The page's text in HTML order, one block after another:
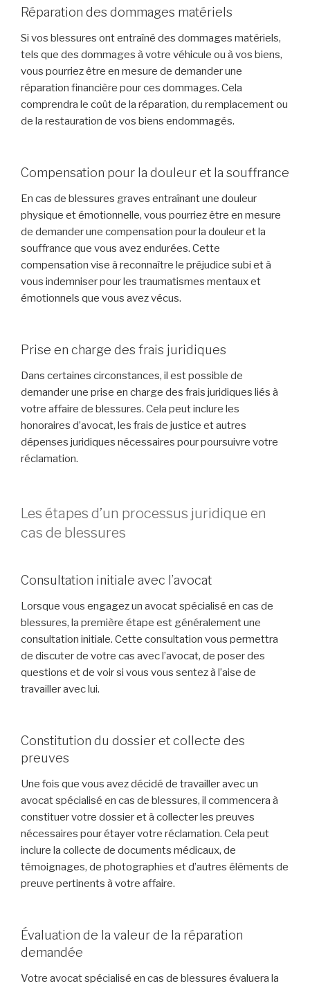
Réparation des dommages matériels
Si vos blessures ont entraîné des dommages matériels,
tels que des dommages à votre véhicule ou à vos biens,
vous pourriez être en mesure de demander une
réparation financière pour ces dommages. Cela
comprendra le coût de la réparation, du remplacement ou
de la restauration de vos biens endommagés.
Compensation pour la douleur et la souffrance
En cas de blessures graves entraînant une douleur
physique et émotionnelle, vous pourriez être en mesure
de demander une compensation pour la douleur et la
souffrance que vous avez endurées. Cette
compensation vise à reconnaître le préjudice subi et à
vous indemniser pour les traumatismes mentaux et
émotionnels que vous avez vécus.
Prise en charge des frais juridiques
Dans certaines circonstances, il est possible de
demander une prise en charge des frais juridiques liés à
votre affaire de blessures. Cela peut inclure les
honoraires d’avocat, les frais de justice et autres
dépenses juridiques nécessaires pour poursuivre votre
réclamation.
Les étapes d’un processus juridique en
cas de blessures
Consultation initiale avec l’avocat
Lorsque vous engagez un avocat spécialisé en cas de
blessures, la première étape est généralement une
consultation initiale. Cette consultation vous permettra
de discuter de votre cas avec l’avocat, de poser des
questions et de voir si vous vous sentez à l’aise de
travailler avec lui.
Constitution du dossier et collecte des
preuves
Une fois que vous avez décidé de travailler avec un
avocat spécialisé en cas de blessures, il commencera à
constituer votre dossier et à collecter les preuves
nécessaires pour étayer votre réclamation. Cela peut
inclure la collecte de documents médicaux, de
témoignages, de photographies et d’autres éléments de
preuve pertinents à votre affaire.
Évaluation de la valeur de la réparation
demandée
Votre avocat spécialisé en cas de blessures évaluera la